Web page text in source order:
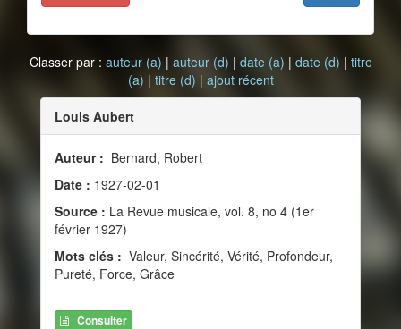
Classer par : auteur (a) | auteur (d) | date (a) | date (d) | titre
(a) | titre (d) | ajout récent
Louis Aubert
Auteur : Bernard, Robert
Date : 1927-02-01
Source : La Revue musicale, vol. 8, no 4 (1er
février 1927)
Mots clés : Valeur, Sincérité, Vérité, Profondeur,
Pureté, Force, Grâce
Consulter